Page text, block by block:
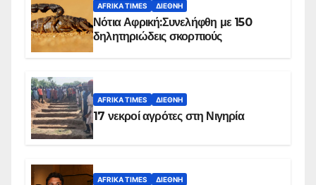
AFRIKA TIMES ΔΙΕΘΝΉ
Νότια Αφρική:Συνελήφθη με 150
δηλητηριώδεις σκορπιούς
AFRIKA TIMES ΔΙΕΘΝΉ
17 νεκροί αγρότες στη Νιγηρία
AFRIKA TIMES ΔΙΕΘΝΉ